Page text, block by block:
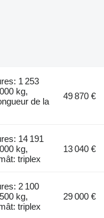
1 253
kg,
de la
49 870 €
14 191
kg,
triplex
13 040 €
2 100
kg,
triplex
29 000 €